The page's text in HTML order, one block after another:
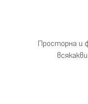
Просторна и